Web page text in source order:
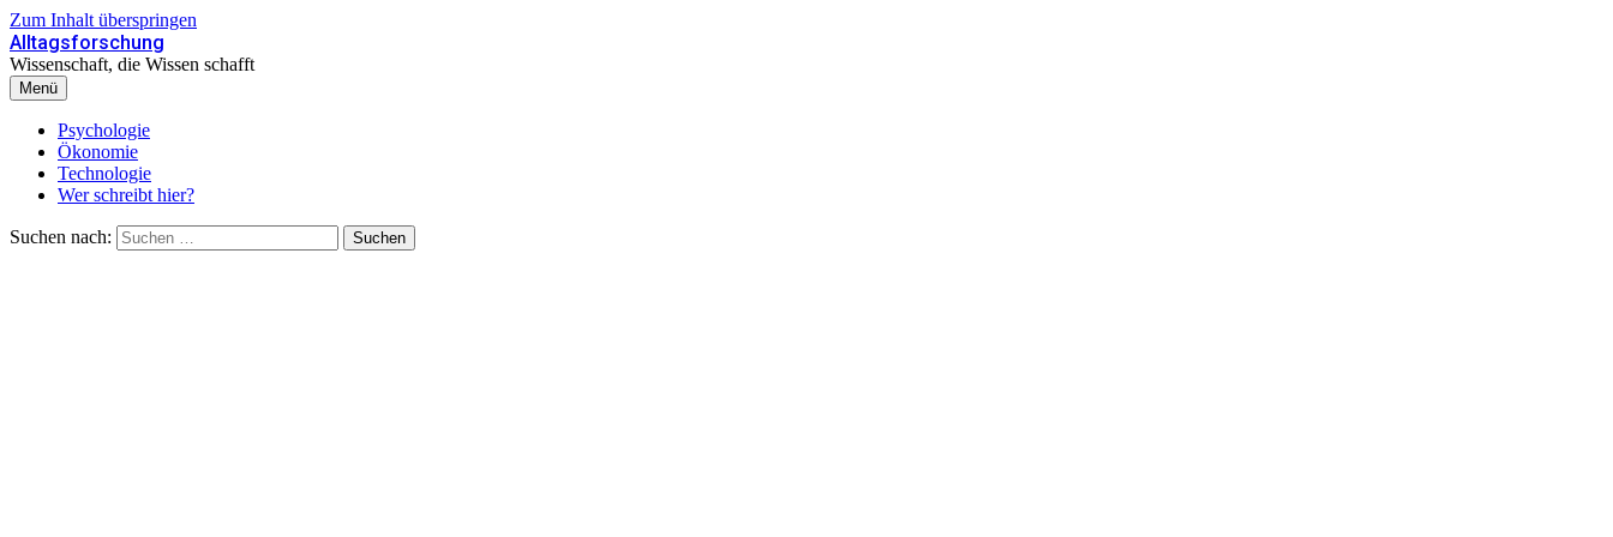
Zum Inhalt überspringen
Alltagsforschung
Wissenschaft, die Wissen schafft
Menü
Psychologie
Ökonomie
Technologie
Wer schreibt hier?
Suchen nach: